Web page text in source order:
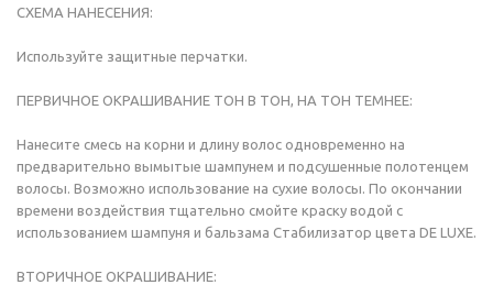
СХЕМА НАНЕСЕНИЯ:
Используйте защитные перчатки.
ПЕРВИЧНОЕ ОКРАШИВАНИЕ ТОН В ТОН, НА ТОН ТЕМНЕЕ:
Нанесите смесь на корни и длину волос одновременно на
предварительно вымытые шампунем и подсушенные полотенцем
волосы. Возможно использование на сухие волосы. По окончании
времени воздействия тщательно смойте краску водой с
использованием шампуня и бальзама Стабилизатор цвета DE LUXE.
ВТОРИЧНОЕ ОКРАШИВАНИЕ: